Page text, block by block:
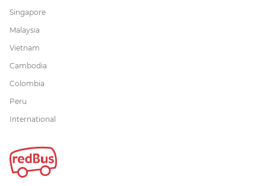
Singapore
Malaysia
Vietnam
Cambodia
Colombia
Peru
International